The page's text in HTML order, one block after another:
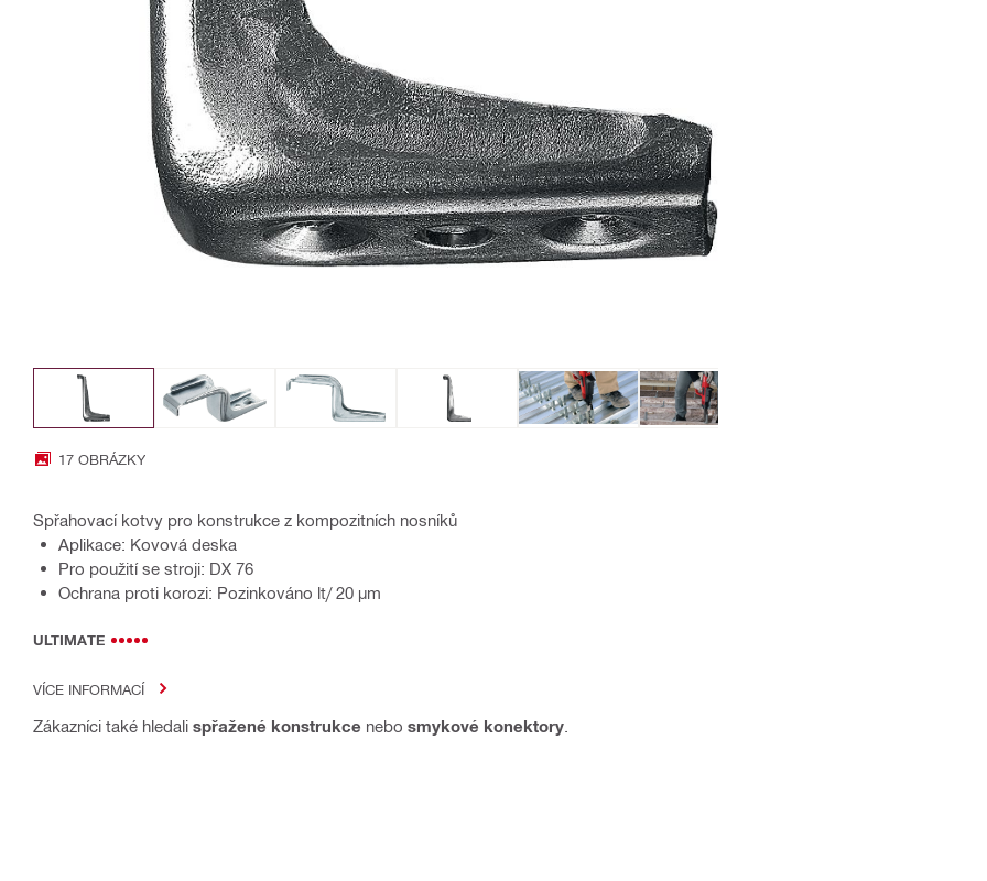
17 OBRÁZKY
Spřahovací kotvy pro konstrukce z kompozitních nosníků
Aplikace: Kovová deska
Pro použití se stroji: DX 76
Ochrana proti korozi: Pozinkováno lt/ 20 µm
ULTIMATE
VÍCE INFORMACÍ
Zákazníci také hledali spřažené konstrukce nebo smykové konektory